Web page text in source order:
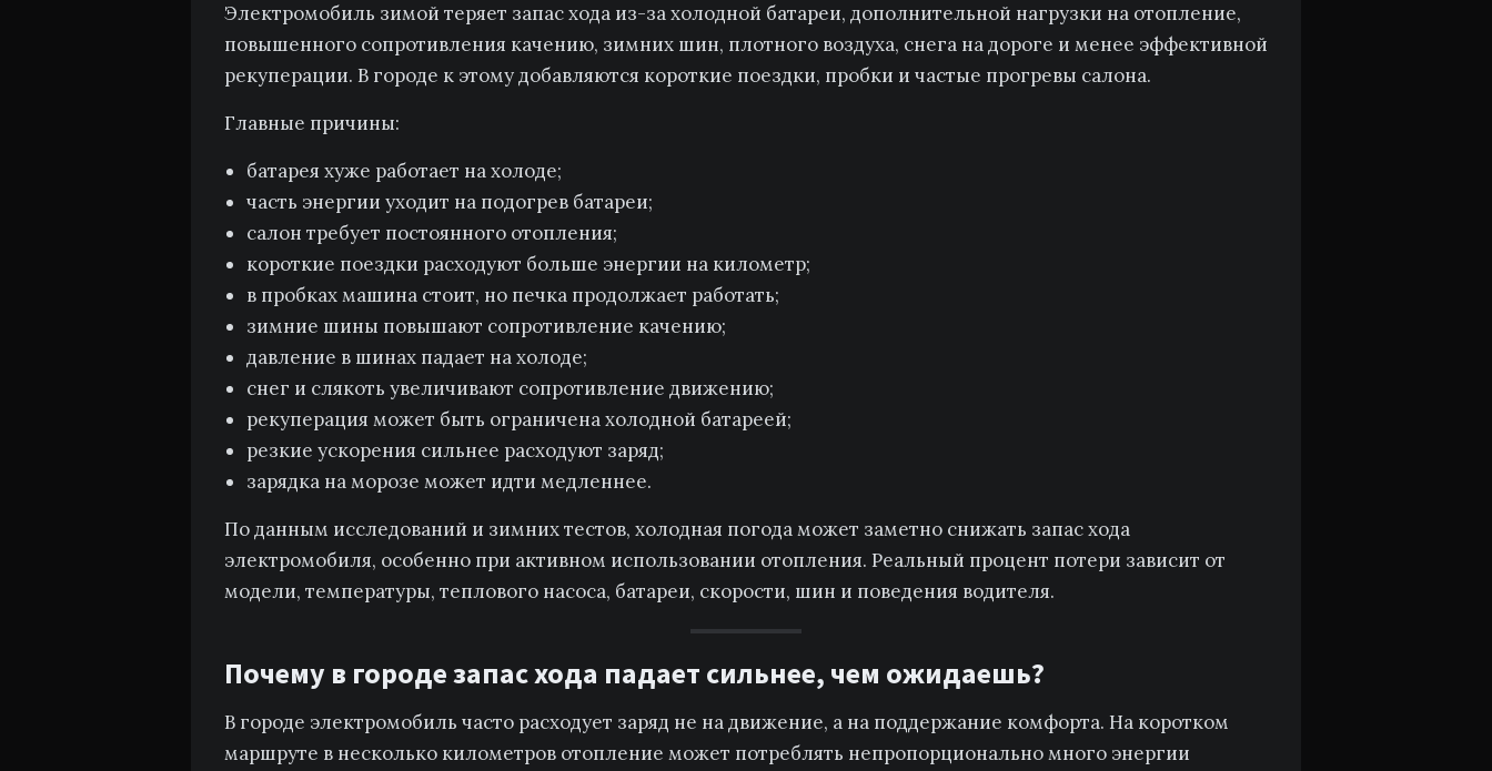
Электромобиль зимой теряет запас хода из-за холодной батареи, дополнительной нагрузки на отопление,
повышенного сопротивления качению, зимних шин, плотного воздуха, снега на дороге и менее эффективной
рекуперации. В городе к этому добавляются короткие поездки, пробки и частые прогревы салона.
Главные причины:
батарея хуже работает на холоде;
часть энергии уходит на подогрев батареи;
салон требует постоянного отопления;
короткие поездки расходуют больше энергии на километр;
в пробках машина стоит, но печка продолжает работать;
зимние шины повышают сопротивление качению;
давление в шинах падает на холоде;
снег и слякоть увеличивают сопротивление движению;
рекуперация может быть ограничена холодной батареей;
резкие ускорения сильнее расходуют заряд;
зарядка на морозе может идти медленнее.
По данным исследований и зимних тестов, холодная погода может заметно снижать запас хода
электромобиля, особенно при активном использовании отопления. Реальный процент потери зависит от
модели, температуры, теплового насоса, батареи, скорости, шин и поведения водителя.
Почему в городе запас хода падает сильнее, чем ожидаешь?
В городе электромобиль часто расходует заряд не на движение, а на поддержание комфорта. На коротком
маршруте в несколько километров отопление может потреблять непропорционально много энергии